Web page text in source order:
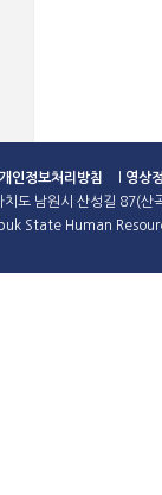
개인정보처리방침
영상
치도 남원시 산성길 87(
State Human